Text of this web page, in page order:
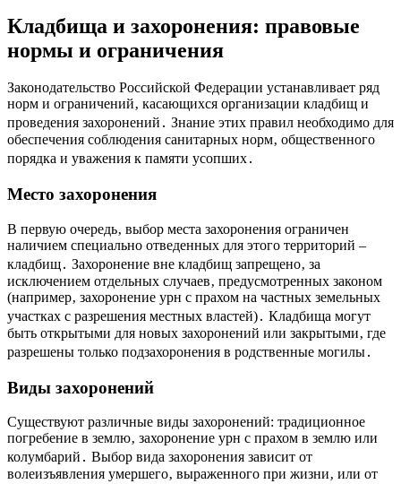
Кладбища и захоронения: правовые
нормы и ограничения
Законодательство Российской Федерации устанавливает ряд
норм и ограничений‚ касающихся организации кладбищ и
проведения захоронений․ Знание этих правил необходимо для
обеспечения соблюдения санитарных норм‚ общественного
порядка и уважения к памяти усопших․
Место захоронения
В первую очередь‚ выбор места захоронения ограничен
наличием специально отведенных для этого территорий –
кладбищ․ Захоронение вне кладбищ запрещено‚ за
исключением отдельных случаев‚ предусмотренных законом
(например‚ захоронение урн с прахом на частных земельных
участках с разрешения местных властей)․ Кладбища могут
быть открытыми для новых захоронений или закрытыми‚ где
разрешены только подзахоронения в родственные могилы․
Виды захоронений
Существуют различные виды захоронений: традиционное
погребение в землю‚ захоронение урн с прахом в землю или
колумбарий․ Выбор вида захоронения зависит от
волеизъявления умершего‚ выраженного при жизни‚ или от